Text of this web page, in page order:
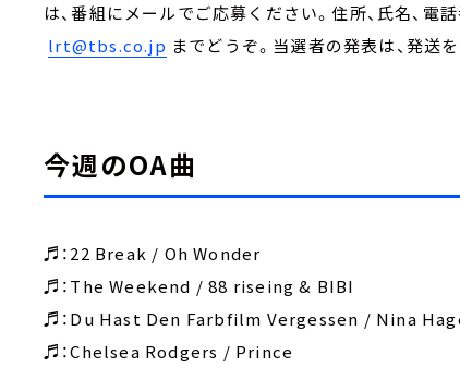
は、番組にメールでご応募ください。住所、氏名、電
lrt@tbs.co.jp までどうぞ。当選者の発表は、発送
今週のOA曲
♬：22 Break / Oh Wonder
♬：The Weekend / 88 riseing & BIBI
♬：Du Hast Den Farbfilm Vergessen / Nina
♬：Chelsea Rodgers / Prince